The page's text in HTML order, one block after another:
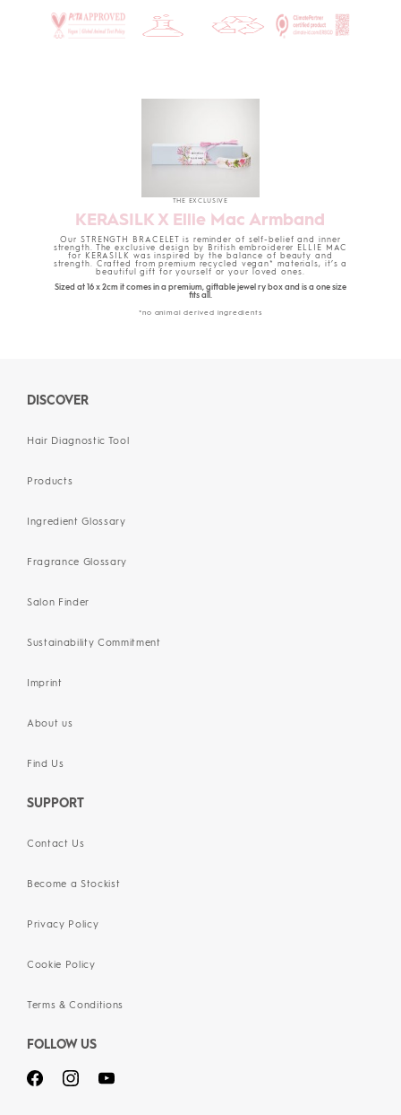
THE EXCLUSIVE
KERASILK X Ellie Mac Armband
Our STRENGTH BRACELET is reminder of self-belief and inner
strength. The exclusive design by British embroiderer ELLIE MAC
for KERASILK was inspired by the balance of beauty and
strength. Crafted from premium recycled vegan* materials, it’s a
beautiful gift for yourself or your loved ones.
Sized at 16 x 2cm it comes in a premium, giftable jewel ry box and is a one size
fits all.
*no animal derived ingredients
DISCOVER
Hair Diagnostic Tool
Products
Ingredient Glossary
Fragrance Glossary
Salon Finder
Sustainability Commitment
Imprint
About us
Find Us
SUPPORT
Contact Us
Become a Stockist
Privacy Policy
Cookie Policy
Terms & Conditions
FOLLOW US